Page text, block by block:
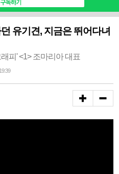
유기견, 지금은 뛰어다녀
피' <1> 조마리아 대표